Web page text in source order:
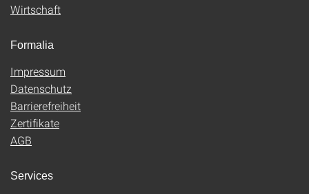
Wirtschaft
Formalia
Impressum
Datenschutz
Barrierefreiheit
Zertifikate
AGB
Services